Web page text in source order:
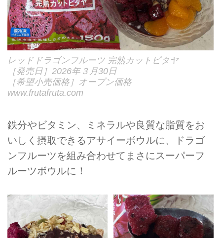
レッドドラゴンフルーツ 完熟カットピタヤ
［発売日］2026年３月30日
［希望小売価格］オープン価格
www.frutafruta.com
鉄分やビタミン、ミネラルや良質な脂質をお
いしく摂取できるアサイーボウルに、ドラゴ
ンフルーツを組み合わせてまさにスーパーフ
ルーツボウルに！